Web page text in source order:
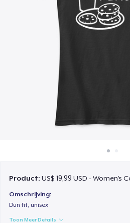
Verkoop
Product:US$ 19,99 USD - Women's
Omschrijving:
Dun fit, unisex
Toon Meer Details